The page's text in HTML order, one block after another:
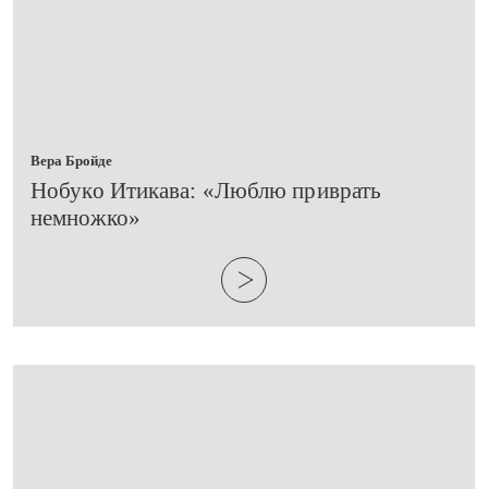
Вера Бройде
​Нобуко Итикава: «Люблю приврать
немножко»